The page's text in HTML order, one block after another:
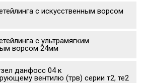
с искусственным ворсом
с ультрамягким
ворсом 24мм
данфосс 04 к
вентилю (трв) серии т2, те2